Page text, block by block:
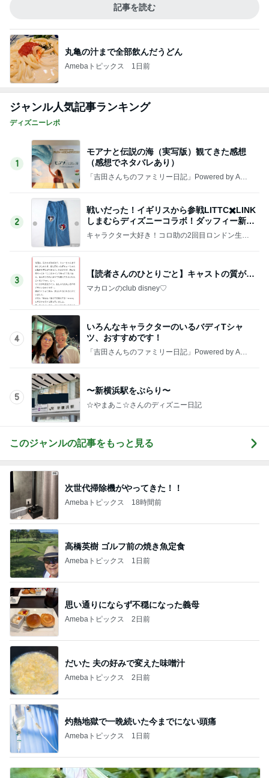
記事を読む
丸亀の汁まで全部飲んだうどん
Amebaトピックス 1日前
ジャンル人気記事ランキング
ディズニーレポ
1
モアナと伝説の海（実写版）観てきた感想
（感想でネタバレあり）
「吉田さんちのファミリー日記」Powered by Ame
2
戦いだった！イギリスから参戦LITTC✖️LINK
しまむらディズニーコラボ！ダッフィー新商
品の話
キャラクター大好き！コロ助の2回目ロンドン生活
3
【読者さんのひとりごと】キャストの質が…
マカロンのclub disney♡
4
いろんなキャラクターのいるバディTシャ
ツ、おすすめです！
「吉田さんちのファミリー日記」Powered by Ame
5
〜新横浜駅をぶらり〜
☆やまあこ☆さんのディズニー日記
このジャンルの記事をもっと見る
次世代掃除機がやってきた！！
Amebaトピックス 18時間前
高橋英樹 ゴルフ前の焼き魚定食
Amebaトピックス 1日前
思い通りにならず不穏になった義母
Amebaトピックス 2日前
だいた 夫の好みで変えた味噌汁
Amebaトピックス 2日前
灼熱地獄で一晩続いた今までにない頭痛
Amebaトピックス 1日前